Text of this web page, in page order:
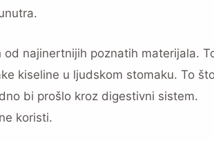
najinertnijih poznatih materijala.
kiseline u ljudskom stomaku. To
bi prošlo kroz digestivni sistem.
koristi.